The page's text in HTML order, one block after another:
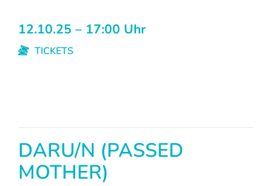
12.10.25 – 17:00 Uhr
TICKETS
DARU/N (PASSED
MOTHER)